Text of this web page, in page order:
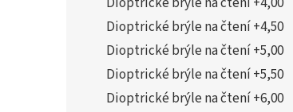
Dioptrické brýle na čtení +4,50
Dioptrické brýle na čtení +5,00
Dioptrické brýle na čtení +5,50
Dioptrické brýle na čtení +6,00